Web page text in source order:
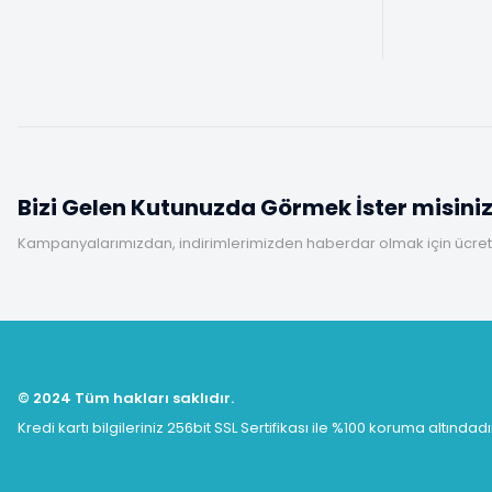
Bizi Gelen Kutunuzda Görmek İster
Kampanyalarımızdan, indirimlerimizden haberdar olmak için
© 2024 Tüm hakları saklıdır.
Kredi kartı bilgileriniz 256bit SSL Sertifikası ile %100 koruma